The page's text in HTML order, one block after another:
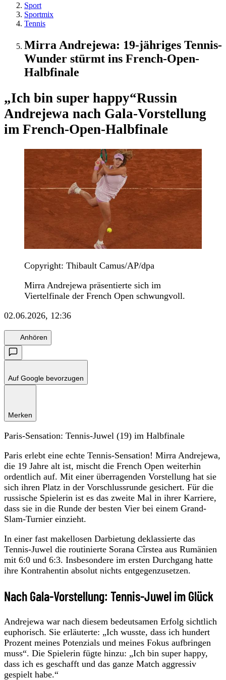
Sport
Sportmix
Tennis
Mirra Andrejewa: 19-jähriges Tennis-
Wunder stürmt ins French-Open-
Halbfinale
„Ich bin super happy“Russin
Andrejewa nach Gala-Vorstellung
im French-Open-Halbfinale
Copyright: Thibault Camus/AP/dpa
Mirra Andrejewa präsentierte sich im
Viertelfinale der French Open schwungvoll.
02.06.2026, 12:36
Anhören
Auf Google bevorzugen
Merken
Paris-Sensation: Tennis-Juwel (19) im Halbfinale
Paris erlebt eine echte Tennis-Sensation! Mirra Andrejewa,
die 19 Jahre alt ist, mischt die French Open weiterhin
ordentlich auf. Mit einer überragenden Vorstellung hat sie
sich ihren Platz in der Vorschlussrunde gesichert. Für die
russische Spielerin ist es das zweite Mal in ihrer Karriere,
dass sie in die Runde der besten Vier bei einem Grand-
Slam-Turnier einzieht.
In einer fast makellosen Darbietung deklassierte das
Tennis-Juwel die routinierte Sorana Cîrstea aus Rumänien
mit 6:0 und 6:3. Insbesondere im ersten Durchgang hatte
ihre Kontrahentin absolut nichts entgegenzusetzen.
Nach Gala-Vorstellung: Tennis-Juwel im Glück
Andrejewa war nach diesem bedeutsamen Erfolg sichtlich
euphorisch. Sie erläuterte: „Ich wusste, dass ich hundert
Prozent meines Potenzials und meines Fokus aufbringen
muss“. Die Spielerin fügte hinzu: „Ich bin super happy,
dass ich es geschafft und das ganze Match aggressiv
gespielt habe.“